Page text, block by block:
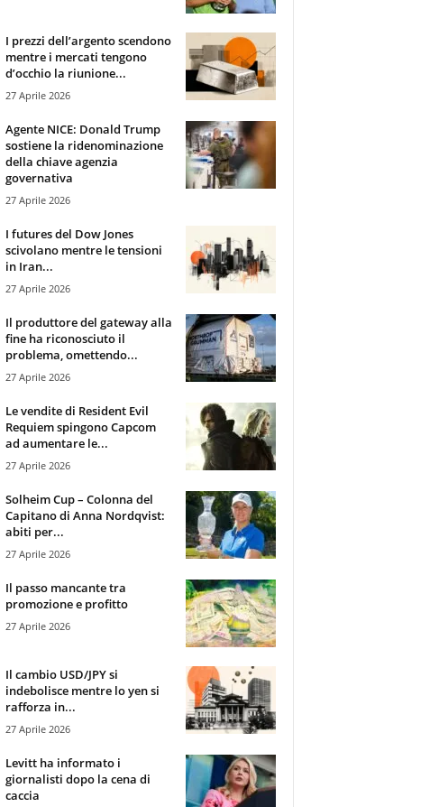
I prezzi dell’argento scendono
mentre i mercati tengono
d’occhio la riunione...
27 Aprile 2026
Agente NICE: Donald Trump
sostiene la ridenominazione
della chiave agenzia
governativa
27 Aprile 2026
I futures del Dow Jones
scivolano mentre le tensioni
in Iran...
27 Aprile 2026
Il produttore del gateway alla
fine ha riconosciuto il
problema, omettendo...
27 Aprile 2026
Le vendite di Resident Evil
Requiem spingono Capcom
ad aumentare le...
27 Aprile 2026
Solheim Cup – Colonna del
Capitano di Anna Nordqvist:
abiti per...
27 Aprile 2026
Il passo mancante tra
promozione e profitto
27 Aprile 2026
Il cambio USD/JPY si
indebolisce mentre lo yen si
rafforza in...
27 Aprile 2026
Levitt ha informato i
giornalisti dopo la cena di
caccia